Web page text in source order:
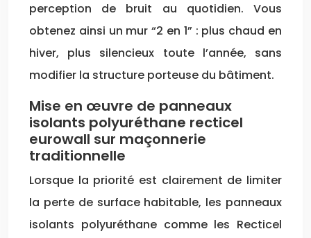
perception de bruit au quotidien. Vous
obtenez ainsi un mur “2 en 1” : plus chaud en
hiver, plus silencieux toute l’année, sans
modifier la structure porteuse du bâtiment.
Mise en œuvre de panneaux
isolants polyuréthane recticel
eurowall sur maçonnerie
traditionnelle
Lorsque la priorité est clairement de limiter
la perte de surface habitable, les panneaux
isolants polyuréthane comme les Recticel